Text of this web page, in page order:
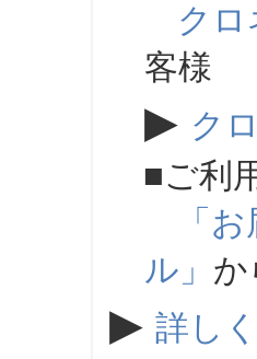
ク
客様
▶ ク
■ご利
「
ル」 か
▶ 詳し